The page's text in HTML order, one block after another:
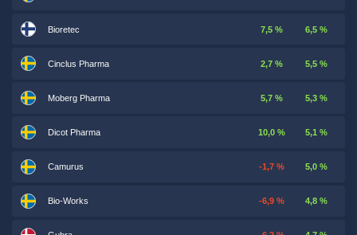
Bioretec 7,5 % 6,5 %
Cinclus Pharma 2,7 % 5,5 %
Moberg Pharma 5,7 % 5,3 %
Dicot Pharma 10,0 % 5,1 %
Camurus -1,7 % 5,0 %
Bio-Works -6,9 % 4,8 %